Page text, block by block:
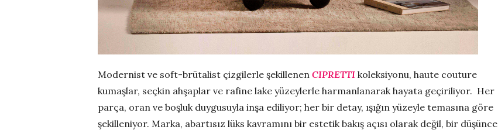
Modernist ve soft-brütalist çizgilerle şekillenen CIPRETTI koleksiyonu, haute couture
kumaşlar, seçkin ahşaplar ve rafine lake yüzeylerle harmanlanarak hayata geçiriliyor. Her
parça, oran ve boşluk duygusuyla inşa ediliyor; her bir detay, ışığın yüzeyle temasına göre
şekilleniyor. Marka, abartısız lüks kavramını bir estetik bakış açısı olarak değil, bir düşünce